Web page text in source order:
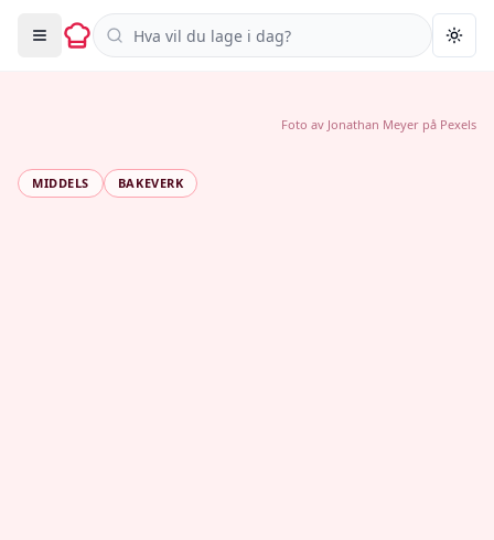
Søk i oppskrifter
MIDDELS BAKEVERK
Foto av Jonathan Meyer på Pexels